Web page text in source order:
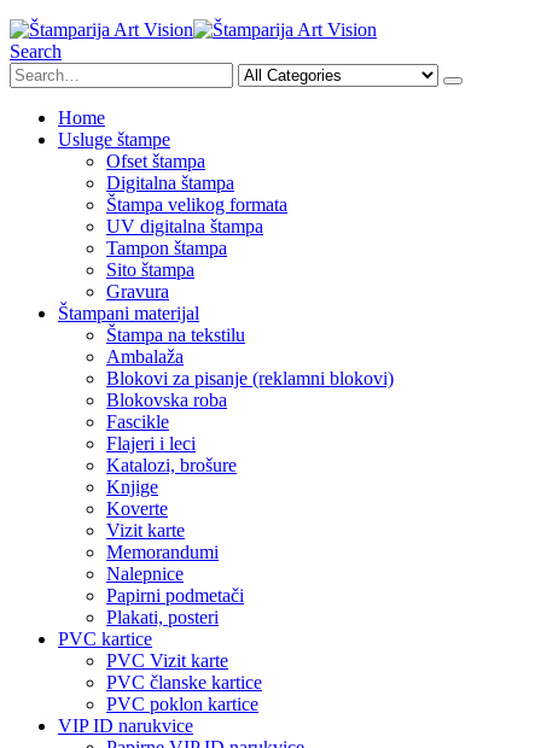
Search
Home
Usluge štampe
Ofset štampa
Digitalna štampa
Štampa velikog formata
UV digitalna štampa
Tampon štampa
Sito štampa
Gravura
Štampani materijal
Štampa na tekstilu
Ambalaža
Blokovi za pisanje (reklamni blokovi)
Blokovska roba
Fascikle
Flajeri i leci
Katalozi, brošure
Knjige
Koverte
Vizit karte
Memorandumi
Nalepnice
Papirni podmetači
Plakati, posteri
PVC kartice
PVC Vizit karte
PVC članske kartice
PVC poklon kartice
VIP ID narukvice